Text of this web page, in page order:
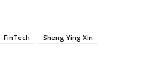
FinTech
Sheng Ying Xin